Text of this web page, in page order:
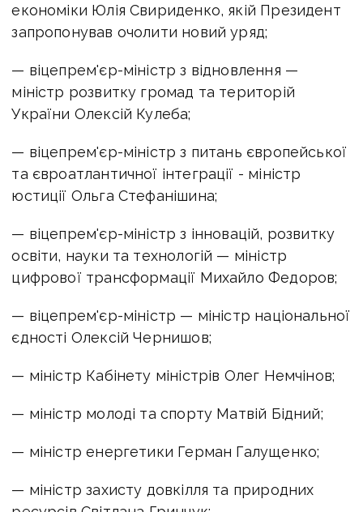
економіки Юлія Свириденко, якій Президент
запропонував очолити новий уряд;
— віцепрем'єр-міністр з відновлення —
міністр розвитку громад та територій
України Олексій Кулеба;
— віцепрем'єр-міністр з питань європейської
та євроатлантичної інтеграції - міністр
юстиції Ольга Стефанішина;
— віцепрем'єр-міністр з інновацій, розвитку
освіти, науки та технологій — міністр
цифрової трансформації Михайло Федоров;
— віцепрем'єр-міністр — міністр національної
єдності Олексій Чернишов;
— міністр Кабінету міністрів Олег Немчінов;
— міністр молоді та спорту Матвій Бідний;
— міністр енергетики Герман Галущенко;
— міністр захисту довкілля та природних